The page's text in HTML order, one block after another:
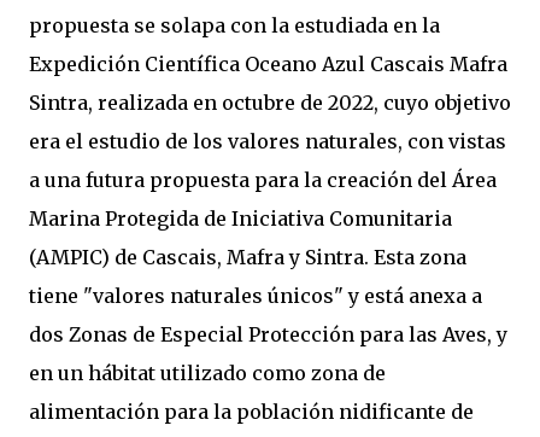
propuesta se solapa con la estudiada en la
Expedición Científica Oceano Azul Cascais Mafra
Sintra, realizada en octubre de 2022, cuyo objetivo
era el estudio de los valores naturales, con vistas
a una futura propuesta para la creación del Área
Marina Protegida de Iniciativa Comunitaria
(AMPIC) de Cascais, Mafra y Sintra. Esta zona
tiene "valores naturales únicos" y está anexa a
dos Zonas de Especial Protección para las Aves, y
en un hábitat utilizado como zona de
alimentación para la población nidificante de